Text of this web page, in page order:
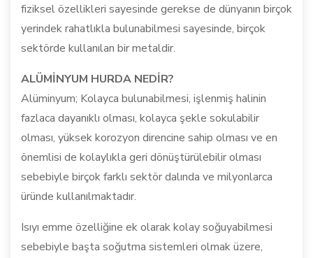
fiziksel özellikleri sayesinde gerekse de dünyanın birçok
yerindek rahatlıkla bulunabilmesi sayesinde, birçok
sektörde kullanılan bir metaldir.
ALÜMİNYUM HURDA NEDİR?
Alüminyum; Kolayca bulunabilmesi, işlenmiş halinin
fazlaca dayanıklı olması, kolayca şekle sokulabilir
olması, yüksek korozyon direncine sahip olması ve en
önemlisi de kolaylıkla geri dönüştürülebilir olması
sebebiyle birçok farklı sektör dalında ve milyonlarca
üründe kullanılmaktadır.
Isıyı emme özelliğine ek olarak kolay soğuyabilmesi
sebebiyle başta soğutma sistemleri olmak üzere,